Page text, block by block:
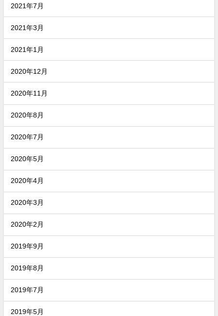
2021年7月
2021年3月
2021年1月
2020年12月
2020年11月
2020年8月
2020年7月
2020年5月
2020年4月
2020年3月
2020年2月
2019年9月
2019年8月
2019年7月
2019年5月